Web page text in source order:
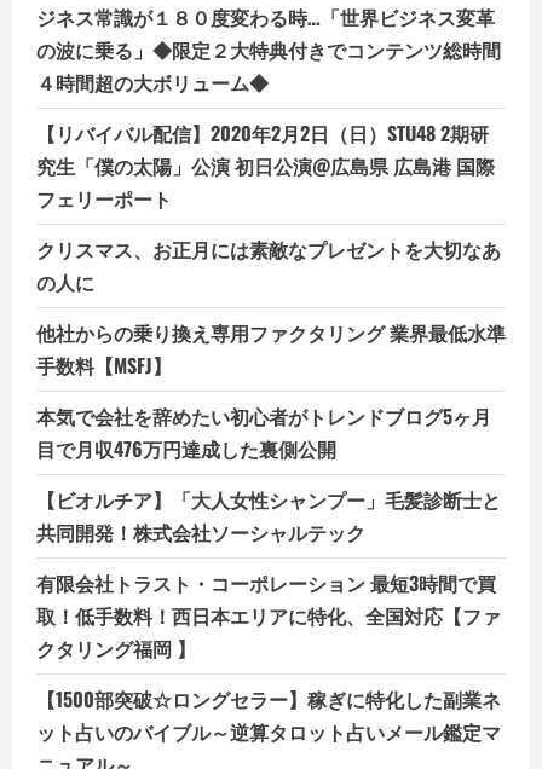
ジネス常識が１８０度変わる時…「世界ビジネス変革
の波に乗る」◆限定２大特典付きでコンテンツ総時間
４時間超の大ボリューム◆
【リバイバル配信】2020年2月2日（日）STU48 2期研
究生「僕の太陽」公演 初日公演@広島県 広島港 国際
フェリーポート
クリスマス、お正月には素敵なプレゼントを大切なあ
の人に
他社からの乗り換え専用ファクタリング 業界最低水準
手数料【MSFJ】
本気で会社を辞めたい初心者がトレンドブログ5ヶ月
目で月収476万円達成した裏側公開
【ビオルチア】「大人女性シャンプー」毛髪診断士と
共同開発！株式会社ソーシャルテック
有限会社トラスト・コーポレーション 最短3時間で買
取！低手数料！西日本エリアに特化、全国対応【ファ
クタリング福岡 】
【1500部突破☆ロングセラー】稼ぎに特化した副業ネ
ット占いのバイブル～逆算タロット占いメール鑑定マ